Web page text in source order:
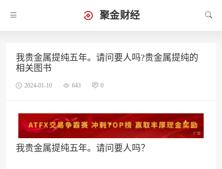
聚金财经
我贵金属提纯五年。请问要人吗?贵金属提纯的
相关图书
2024-01-10 643 0
我贵金属提纯五年。请问要人吗？